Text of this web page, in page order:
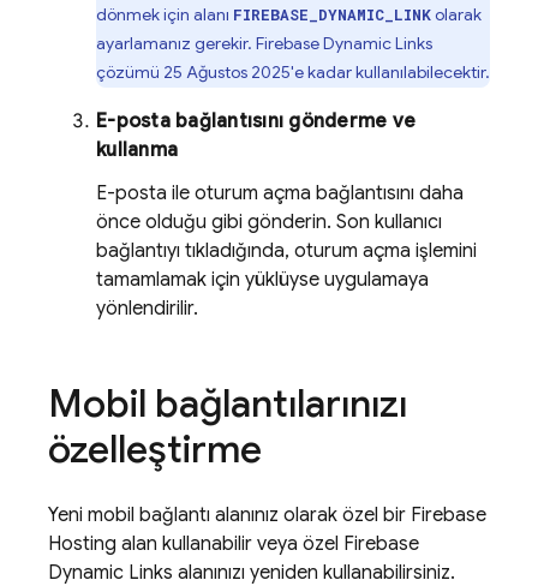
dönmek için alanı FIREBASE_DYNAMIC_LINKolarak
ayarlamanız gerekir. Firebase Dynamic Links
çözümü 25 Ağustos 2025'e kadar kullanılabilecektir.
E-posta bağlantısını gönderme ve
kullanma
E-posta ile oturum açma bağlantısını daha
önce olduğu gibi gönderin. Son kullanıcı
bağlantıyı tıkladığında, oturum açma işlemini
tamamlamak için yüklüyse uygulamaya
yönlendirilir.
Mobil bağlantılarınızı
özelleştirme
Yeni mobil bağlantı alanınız olarak özel bir Firebase
Hosting alan kullanabilir veya özel Firebase
Dynamic Links alanınızı yeniden kullanabilirsiniz.